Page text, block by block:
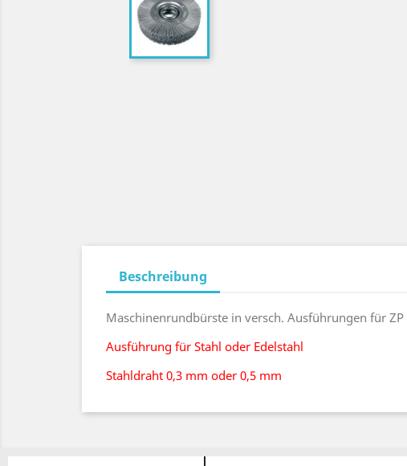
Beschreibung
Maschinenrundbürste in versch. Ausführungen für ZP
Ausführung für Stahl oder Edelstahl
Stahldraht 0,3 mm oder 0,5 mm